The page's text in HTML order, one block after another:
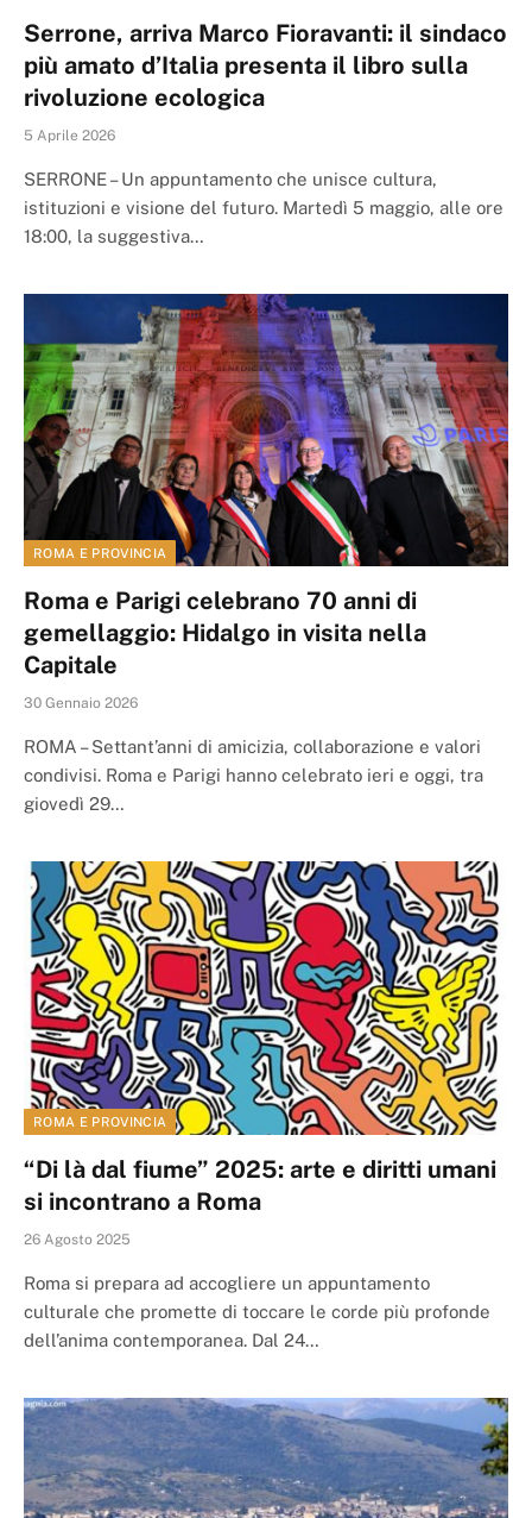
Serrone, arriva Marco Fioravanti: il sindaco
più amato d’Italia presenta il libro sulla
rivoluzione ecologica
5 Aprile 2026
SERRONE – Un appuntamento che unisce cultura,
istituzioni e visione del futuro. Martedì 5 maggio, alle ore
18:00, la suggestiva…
ROMA E PROVINCIA
Roma e Parigi celebrano 70 anni di
gemellaggio: Hidalgo in visita nella
Capitale
30 Gennaio 2026
ROMA – Settant’anni di amicizia, collaborazione e valori
condivisi. Roma e Parigi hanno celebrato ieri e oggi, tra
giovedì 29…
ROMA E PROVINCIA
“Di là dal fiume” 2025: arte e diritti umani
si incontrano a Roma
26 Agosto 2025
Roma si prepara ad accogliere un appuntamento
culturale che promette di toccare le corde più profonde
dell’anima contemporanea. Dal 24…